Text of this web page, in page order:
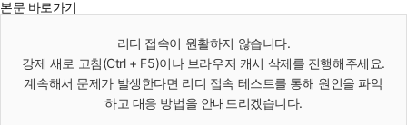
본문 바로가기
리디 접속이 원활하지 않습니다.
강제 새로 고침(Ctrl + F5)이나 브라우저 캐시 삭제를 진행해주세요.
계속해서 문제가 발생한다면 리디 접속 테스트를 통해 원인을 파악
하고 대응 방법을 안내드리겠습니다.